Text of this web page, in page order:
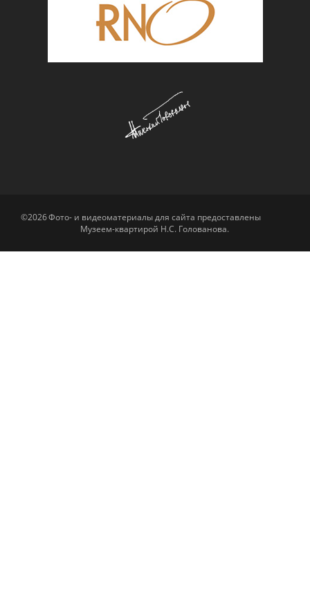
©2026Фото- и видеоматериалы для сайта предоставлены
Музеем-квартирой Н.С. Голованова.